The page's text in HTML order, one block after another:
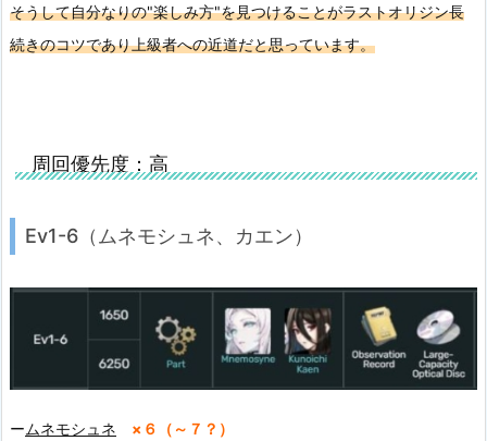
そうして自分なりの"楽しみ方"を見つけることがラストオリジン長
続きのコツであり上級者への近道だと思っています。
周回優先度：高
Ev1-6（ムネモシュネ、カエン）
ームネモシュネ ×６（～７？）